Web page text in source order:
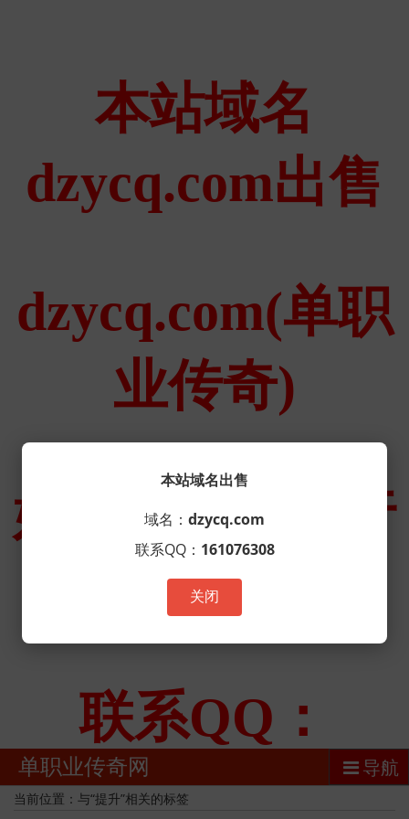
单职业传奇网 导航
当前位置：与“提升”相关的标签
本站域名出售
域名： dzycq.com
联系QQ： 161076308
关闭